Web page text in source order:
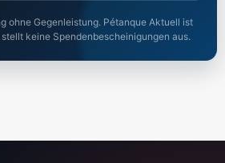
ohne Gegenleistung. Pétanque Aktuell ist
keine Spendenbescheinigungen aus.